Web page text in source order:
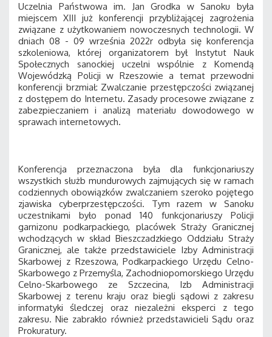
Uczelnia Państwowa im. Jan Grodka w Sanoku była
miejscem XIII już konferencji przybliżającej zagrożenia
związane z użytkowaniem nowoczesnych technologii. W
dniach 08 - 09 września 2022r odbyła się konferencja
szkoleniowa, której organizatorem był Instytut Nauk
Społecznych sanockiej uczelni wspólnie z Komendą
Wojewódzką Policji w Rzeszowie a temat przewodni
konferencji brzmiał: Zwalczanie przestępczości związanej
z dostępem do Internetu. Zasady procesowe związane z
zabezpieczaniem i analizą materiału dowodowego w
sprawach internetowych.
Konferencja przeznaczona była dla funkcjonariuszy
wszystkich służb mundurowych zajmujących się w ramach
codziennych obowiązków zwalczaniem szeroko pojętego
zjawiska cyberprzestępczości. Tym razem w Sanoku
uczestnikami było ponad 140 funkcjonariuszy Policji
garnizonu podkarpackiego, placówek Straży Granicznej
wchodzących w skład Bieszczadzkiego Oddziału Straży
Granicznej, ale także przedstawiciele Izby Administracji
Skarbowej z Rzeszowa, Podkarpackiego Urzędu Celno-
Skarbowego z Przemyśla, Zachodniopomorskiego Urzędu
Celno-Skarbowego ze Szczecina, Izb Administracji
Skarbowej z terenu kraju oraz biegli sądowi z zakresu
informatyki śledczej oraz niezależni eksperci z tego
zakresu. Nie zabrakło również przedstawicieli Sądu oraz
Prokuratury.